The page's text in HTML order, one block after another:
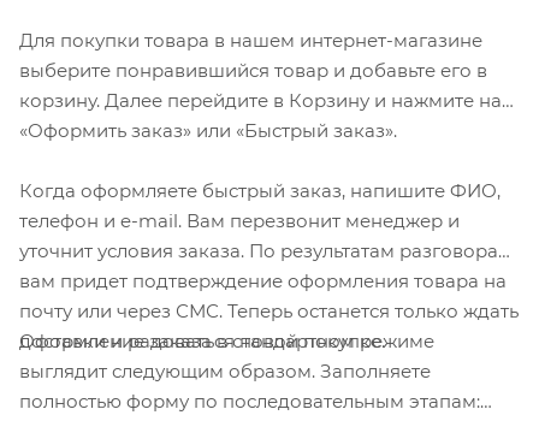
Двойная боковая проточка на подседельной
трубе
Скрытая прокладка тросов
троса снизу через подкову и подседельную трубу
Бонки для флягодержателя на нижней трубе
переднего треугольника
Полированные сварные швы
Размер: M 165-180 см, L 175-190 см, XL 185-198 см
Рамы поступают в продажу в индивидуальной
коробке
поддерживает установку штырей и дропперов с
диаметром 31.6 мм и хомутов 34.9 мм
Тормоз: крепление калипера 2P и 4P PM 160 мм, с
адаптером допускается установка калипера 2P и
Для покупки товара в нашем интернет-магазине
выберите понравившийся товар и добавьте его в
корзину. Далее перейдите в Корзину и нажмите на
«Оформить заказ» или «Быстрый заказ».
Когда оформляете быстрый заказ, напишите ФИО,
телефон и e-mail. Вам перезвонит менеджер и
уточнит условия заказа. По результатам разговора
вам придет подтверждение оформления товара на
почту или через СМС. Теперь останется только ждать
доставки и радоваться новой покупке.
Оформление заказа в стандартном режиме
выглядит следующим образом. Заполняете
полностью форму по последовательным этапам: